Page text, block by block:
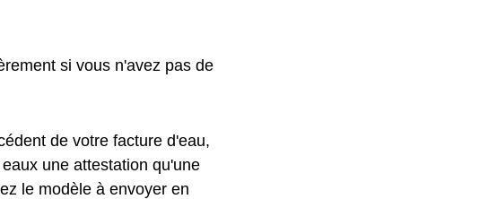
si vous n'avez pas de
de votre facture d'eau,
une attestation qu'une
le modèle à envoyer en